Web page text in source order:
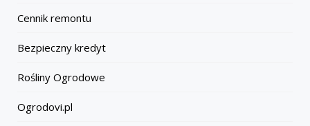
Cennik remontu
Bezpieczny kredyt
Rośliny Ogrodowe
Ogrodovi.pl